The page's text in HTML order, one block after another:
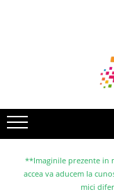
Imprimante cu jet
Multifunctionale
Multifunctionale cu
Imprimante etichete
**Imaginile prezente in
accea va aducem la
mici